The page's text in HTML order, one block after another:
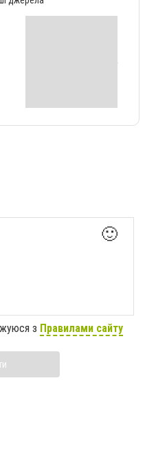
🙂
з Правилами сайту